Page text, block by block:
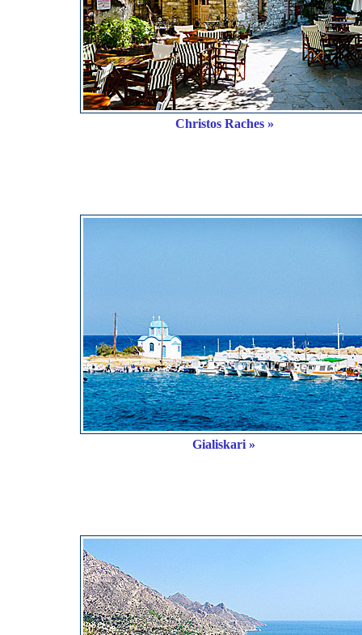
Christos Raches »
Gialiskari »